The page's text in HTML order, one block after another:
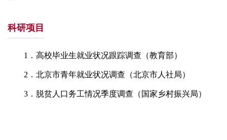
科研项目
1．高校毕业生就业状况跟踪调查（教育部）
2．北京市青年就业状况调查（北京市人社局）
3．脱贫人口务工情况季度调查（国家乡村振兴局）